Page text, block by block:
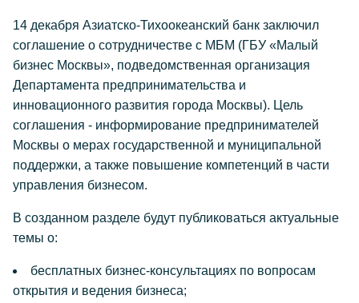
14 декабря Азиатско-Тихоокеанский банк заключил
соглашение о сотрудничестве с МБМ (ГБУ «Малый
бизнес Москвы», подведомственная организация
Департамента предпринимательства и
инновационного развития города Москвы). Цель
соглашения - информирование предпринимателей
Москвы о мерах государственной и муниципальной
поддержки, а также повышение компетенций в части
управления бизнесом.
В созданном разделе будут публиковаться актуальные
темы о:
бесплатных бизнес-консультациях по вопросам
открытия и ведения бизнеса;